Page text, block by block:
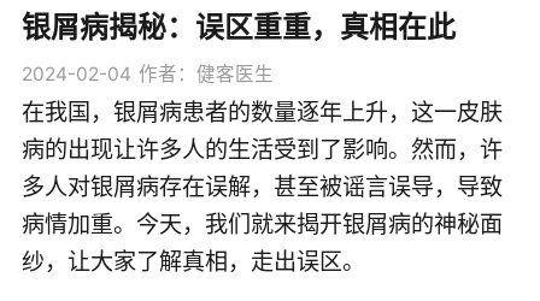
银屑病揭秘：误区重重，真相在此
2024-02-04 作者：健客医生
在我国，银屑病患者的数量逐年上升，这一皮肤
病的出现让许多人的生活受到了影响。然而，许
多人对银屑病存在误解，甚至被谣言误导，导致
病情加重。今天，我们就来揭开银屑病的神秘面
纱，让大家了解真相，走出误区。